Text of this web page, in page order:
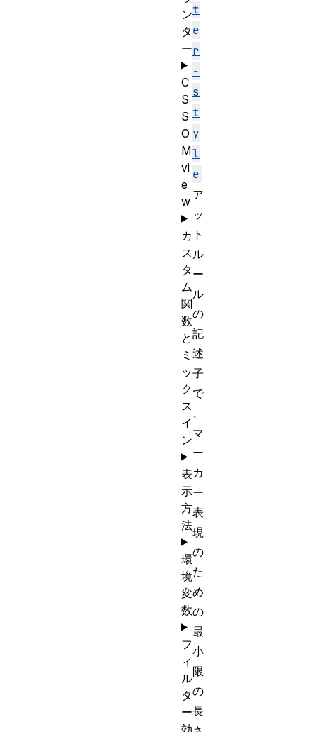
t
e
r
-
s
t
y
l
e
ア
ッ
ト
ル
ー
ル
の
記
述
子
で
、
マ
ー
カ
ー
表
現
の
た
め
の
最
小
限
の
長
ン
タ
ー
C
S
S
O
M
vi
e
w
カ
ス
タ
ム
関
数
と
ミ
ッ
ク
ス
イ
ン
表
示
方
法
環
境
変
数
フ
ィ
ル
タ
ー
効